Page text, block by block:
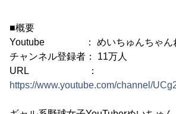
■概要
Youtube ： めいちゅんちゃんね
チャンネル登録者： 11万人
URL ：
https://www.youtube.com/channel/